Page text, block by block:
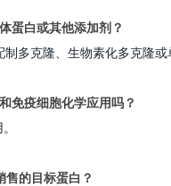
蛋白或其他添加剂？
多克隆、生物素化多克隆或
免疫细胞化学应用吗？
的目标蛋白？